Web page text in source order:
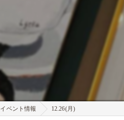
ベント情報 12.26(月)